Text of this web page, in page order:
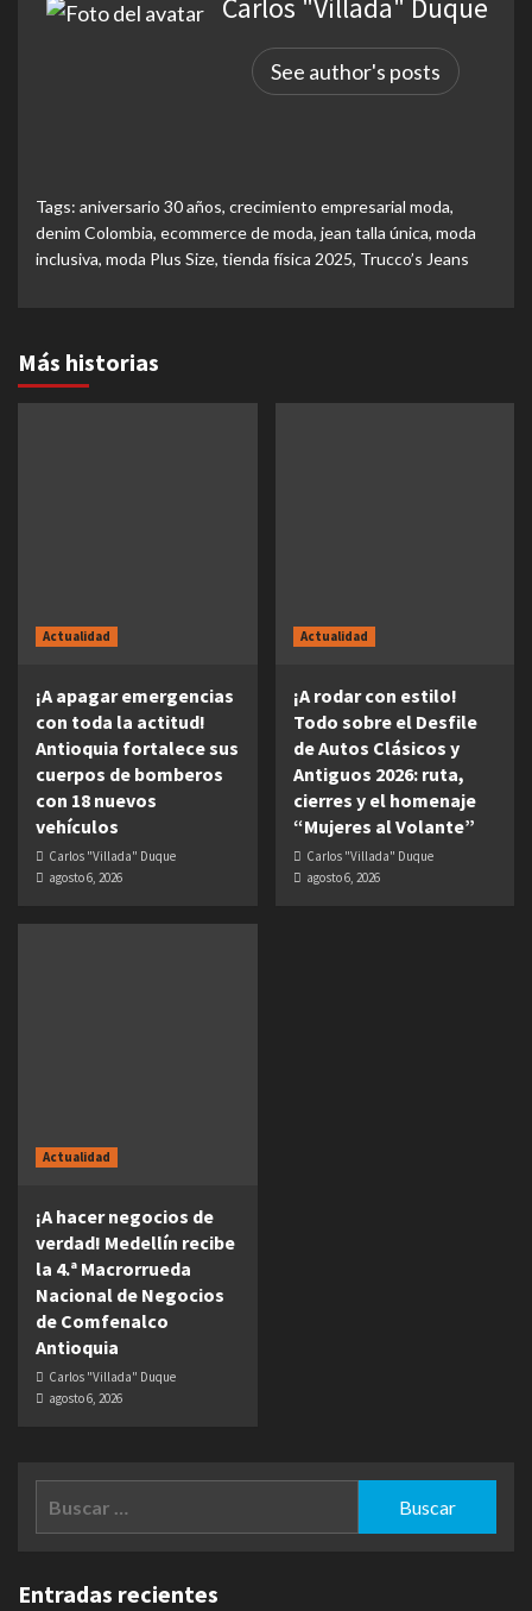
Carlos "Villada" Duque
See author's posts
Tags: aniversario 30 años, crecimiento empresarial moda,
denim Colombia, ecommerce de moda, jean talla única, moda
inclusiva, moda Plus Size, tienda física 2025, Trucco’s Jeans
Más historias
Actualidad
¡A apagar emergencias
con toda la actitud!
Antioquia fortalece sus
cuerpos de bomberos
con 18 nuevos
vehículos
Carlos "Villada" Duque
agosto 6, 2026
Actualidad
¡A rodar con estilo!
Todo sobre el Desfile
de Autos Clásicos y
Antiguos 2026: ruta,
cierres y el homenaje
“Mujeres al Volante”
Carlos "Villada" Duque
agosto 6, 2026
Actualidad
¡A hacer negocios de
verdad! Medellín recibe
la 4.ª Macrorrueda
Nacional de Negocios
de Comfenalco
Antioquia
Carlos "Villada" Duque
agosto 6, 2026
Entradas recientes